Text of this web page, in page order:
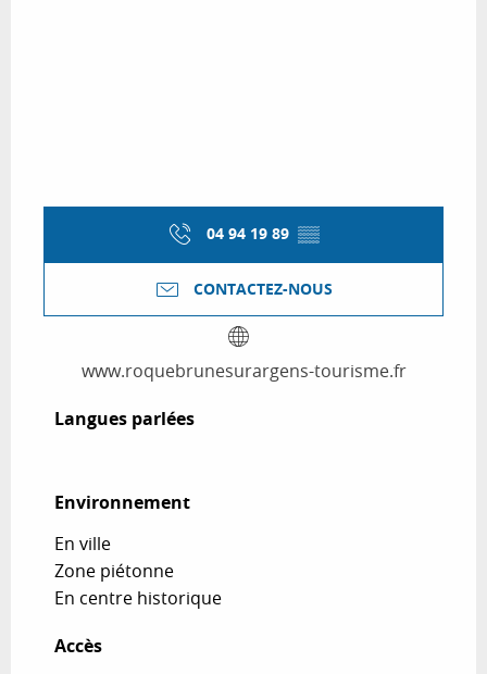
04 94 19 89 ▒▒
CONTACTEZ-NOUS
www.roquebrunesurargens-tourisme.fr
Langues parlées
Langues parlées
Environnement
Environnement
En ville
Zone piétonne
En centre historique
Accès
Accès